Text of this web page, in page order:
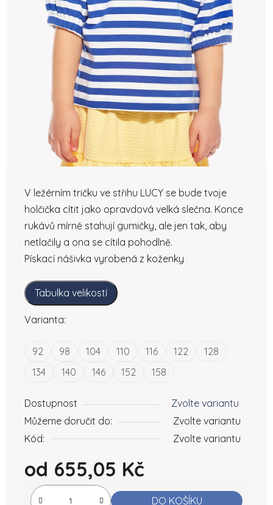
V ležérním tričku ve střihu LUCY se bude tvoje
holčička cítit jako opravdová velká slečna. Konce
rukávů mírně stahují gumičky, ale jen tak, aby
netlačily a ona se cítila pohodlně.
Pískací nášivka vyrobená z koženky
Tabulka velikostí
Varianta:
92 98 104 110 116 122
128
134
140 146 152 158
Dostupnost
Zvolte variantu
Můžeme doručit do:
Zvolte variantu
Kód:
Zvolte variantu
od 655,05 Kč
Měrná cena:
DO KOŠÍKU